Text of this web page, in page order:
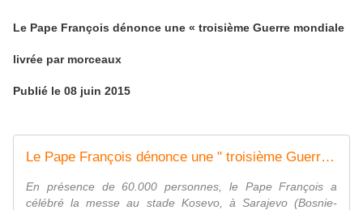
Le Pape François dénonce une « troisième Guerre mondiale
livrée par morceaux
Publié le 08 juin 2015
Le Pape François dénonce une " troisième Guerre mondiale livrée par morceaux " - Église catholique en France
En présence de 60.000 personnes, le Pape François a
célébré la messe au stade Kosevo, à Sarajevo (Bosnie-